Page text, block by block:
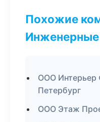
Похожие
Инженерные
ООО Интерьер
Петербург
ООО Этаж